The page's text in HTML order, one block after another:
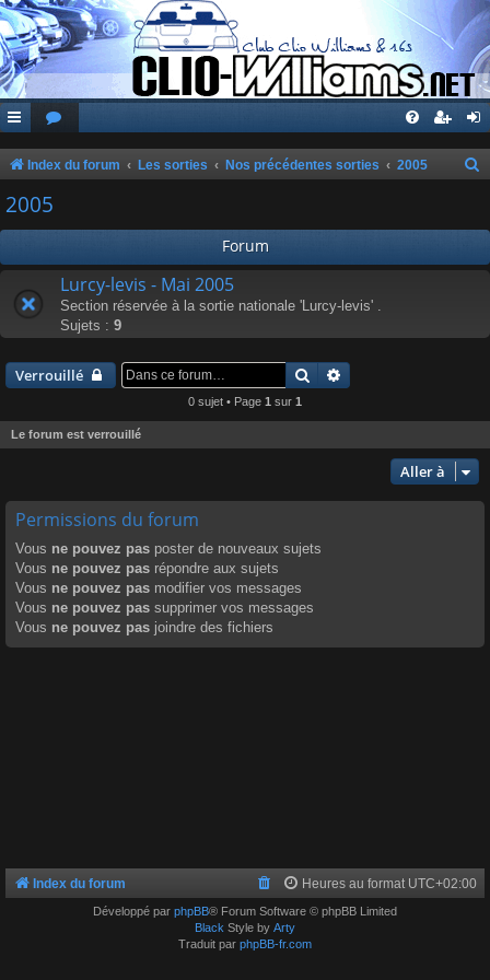
Index du forum Les sorties Nos précédentes sorties 2005
c
r
2005
Forum
Lurcy-levis - Mai 2005
Section réservée à la sortie nationale 'Lurcy-levis' .
Sujets : 9
Verrouillé Rechercher
0 sujet • Page 1 sur 1
Le forum est verrouillé
Aller à
Permissions du forum
Vous ne pouvez pas poster de nouveaux sujets
Vous ne pouvez pas répondre aux sujets
Vous ne pouvez pas modifier vos messages
Vous ne pouvez pas supprimer vos messages
Vous ne pouvez pas joindre des fichiers
Index du forum Heures au format UTC+02:00
Développé par phpBB® Forum Software © phpBB Limited
Black Style by Arty
Traduit par phpBB-fr.com